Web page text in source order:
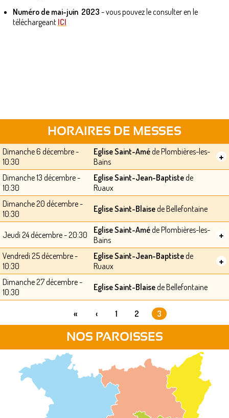
Numéro de mai-juin 2023 - vous pouvez le consulter en le
téléchargeant ICI
HORAIRES DE MESSES
Dimanche 6 décembre -
10:30
Eglise Saint-Améde Plombières-les-
Bains
+
Dimanche 13 décembre -
10:30
Eglise Saint-Jean-Baptistede
Ruaux
Dimanche 20 décembre -
10:30
Eglise Saint-Blaisede Bellefontaine
Jeudi 24 décembre - 20:30 Eglise Saint-Améde Plombières-les-
Bains
+
Vendredi 25 décembre -
10:30
Eglise Saint-Jean-Baptistede
Ruaux
+
Dimanche 27 décembre -
10:30
Eglise Saint-Blaisede Bellefontaine
« ‹ 1 2 3
NOS PAROISSES